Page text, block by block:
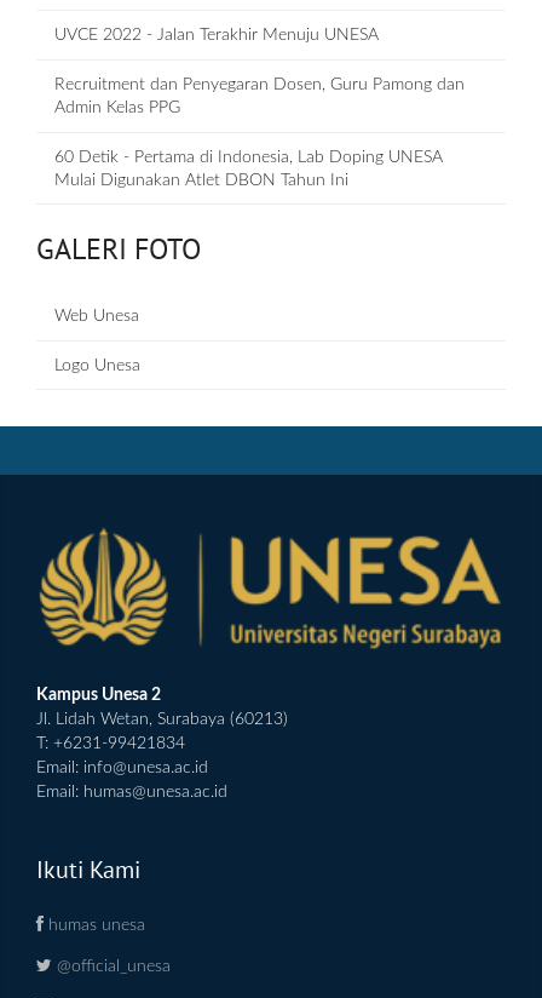
UVCE 2022 - Jalan Terakhir Menuju UNESA
Recruitment dan Penyegaran Dosen, Guru Pamong dan
Admin Kelas PPG
60 Detik - Pertama di Indonesia, Lab Doping UNESA
Mulai Digunakan Atlet DBON Tahun Ini
GALERI FOTO
Web Unesa
Logo Unesa
Kampus Unesa 2
Jl. Lidah Wetan, Surabaya (60213)
T: +6231-99421834
Email: info@unesa.ac.id
Email: humas@unesa.ac.id
Ikuti Kami
humas unesa
@official_unesa